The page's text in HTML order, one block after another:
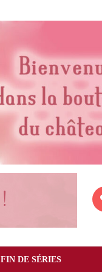
FIN DE SÉRIES